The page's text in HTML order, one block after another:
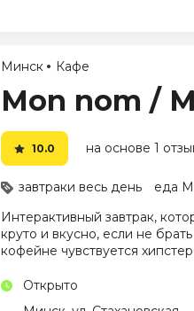
Минск Кафе
Mon nom /
10.0 на основе 1
завтраки весь день еда
Интерактивный завтрак,
круто и вкусно, если не
кофейне чувствуется
Открыто